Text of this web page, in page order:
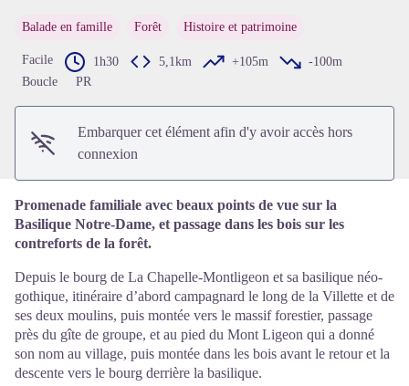
Balade en famille Forêt Histoire et patrimoine
Facile 1h30 5,1km +105m
-100m
Boucle
PR
Embarquer cet élément afin d'y avoir accès hors
connexion
Promenade familiale avec beaux points de vue sur la
Basilique Notre-Dame, et passage dans les bois sur les
contreforts de la forêt.
Depuis le bourg de La Chapelle-Montligeon et sa basilique néo-
gothique, itinéraire d’abord campagnard le long de la Villette et de
ses deux moulins, puis montée vers le massif forestier, passage
près du gîte de groupe, et au pied du Mont Ligeon qui a donné
son nom au village, puis montée dans les bois avant le retour et la
descente vers le bourg derrière la basilique.